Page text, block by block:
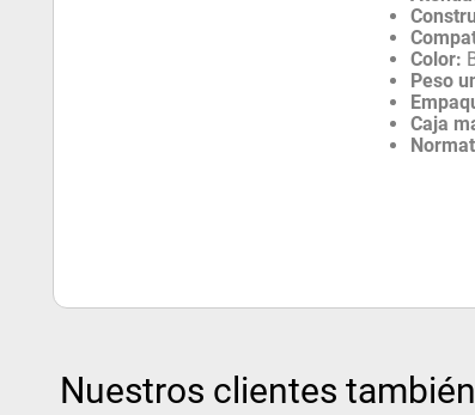
Color:
Peso
Caja
Nuestros clientes